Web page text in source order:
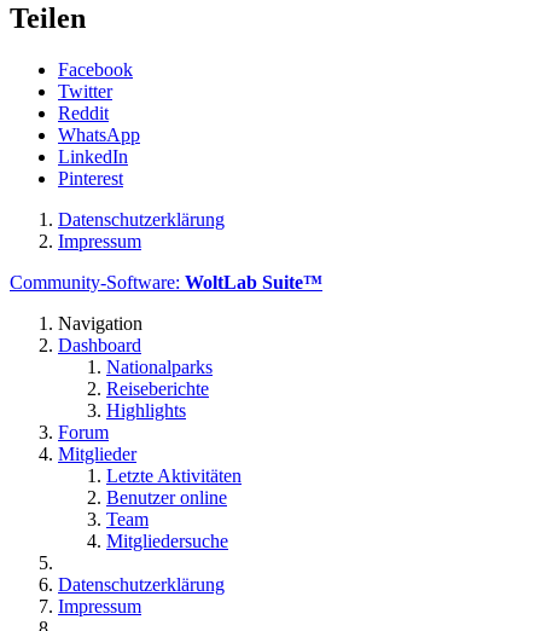
Teilen
Facebook
Twitter
Reddit
WhatsApp
LinkedIn
Pinterest
Datenschutzerklärung
Impressum
Community-Software: WoltLab Suite™
Navigation
Dashboard
Nationalparks
Reiseberichte
Highlights
Forum
Mitglieder
Letzte Aktivitäten
Benutzer online
Team
Mitgliedersuche
Datenschutzerklärung
Impressum